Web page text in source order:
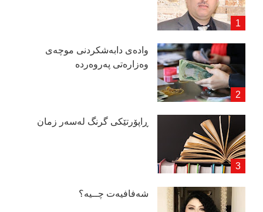
وادەی دابەشكردنی موچەی
وەزارەتی پەروەردە
ڕاپۆرتێكی گرنگ لەسەر زمان
شەفافیەت چــیە؟